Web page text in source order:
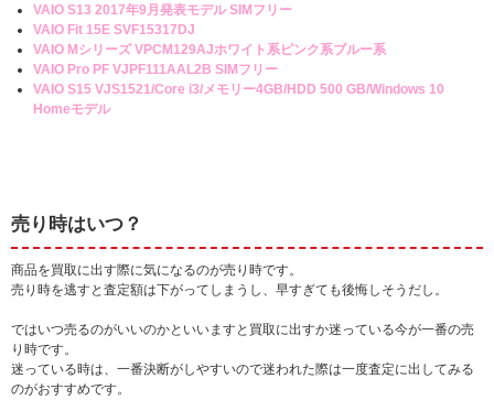
VAIO S13 2017年9月発表モデル SIMフリー
VAIO Fit 15E SVF15317DJ
VAIO Mシリーズ VPCM129AJホワイト系ピンク系ブルー系
VAIO Pro PF VJPF111AAL2B SIMフリー
VAIO S15 VJS1521/Core i3/メモリー4GB/HDD 500 GB/Windows 10
Homeモデル
売り時はいつ？
商品を買取に出す際に気になるのが売り時です。
売り時を逃すと査定額は下がってしまうし、早すぎても後悔しそうだし。
ではいつ売るのがいいのかといいますと買取に出すか迷っている今が一番の売
り時です。
迷っている時は、一番決断がしやすいので迷われた際は一度査定に出してみる
のがおすすめです。